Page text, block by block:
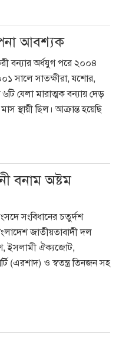
আবশ্যক
বন্যার অর্ধযুগ পরে ২০০৪
সালে সাতক্ষীরা, যশোর,
যেলা মারাত্মক বন্যায় দেড়
স্থায়ী ছিল। আক্রান্ত হয়েছি
বনাম অষ্টম
সংবিধানের চতুর্দশ
জাতীয়তাবাদী দল
ইসলামী ঐক্যজোট,
(এরশাদ) ও স্বতন্ত্র তিনজন সহ